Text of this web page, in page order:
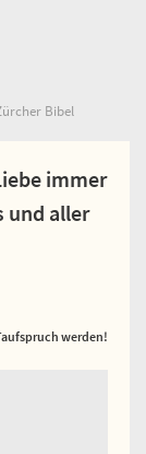
Bibel
immer
und aller
werden!